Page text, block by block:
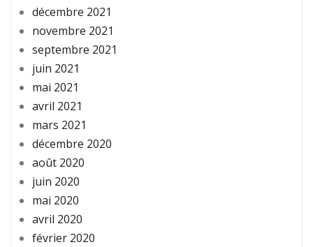
décembre 2021
novembre 2021
septembre 2021
juin 2021
mai 2021
avril 2021
mars 2021
décembre 2020
août 2020
juin 2020
mai 2020
avril 2020
février 2020